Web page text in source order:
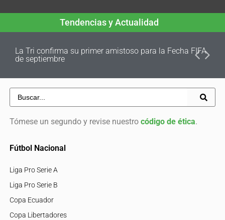
Tendencias y Actualidad
La Tri confirma su primer amistoso para la Fecha FIFA
de septiembre
Tómese un segundo y revise nuestro código de ética.
Fútbol Nacional
Liga Pro Serie A
Liga Pro Serie B
Copa Ecuador
Copa Libertadores